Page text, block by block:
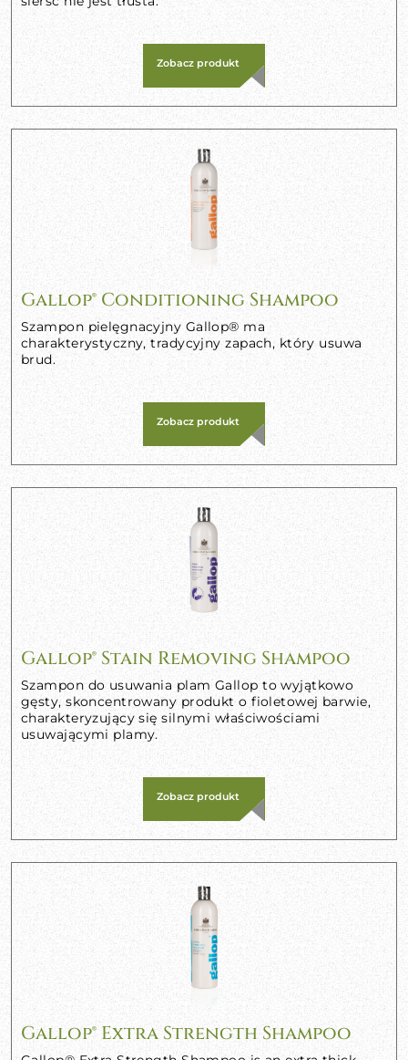
Zobacz produkt
Gallop® Conditioning Shampoo
Szampon pielęgnacyjny Gallop® ma
charakterystyczny, tradycyjny zapach, który usuwa
brud.
Zobacz produkt
Gallop® Stain Removing Shampoo
Szampon do usuwania plam Gallop to wyjątkowo
gęsty, skoncentrowany produkt o fioletowej barwie,
charakteryzujący się silnymi właściwościami
usuwającymi plamy.
Zobacz produkt
Gallop® Extra Strength Shampoo